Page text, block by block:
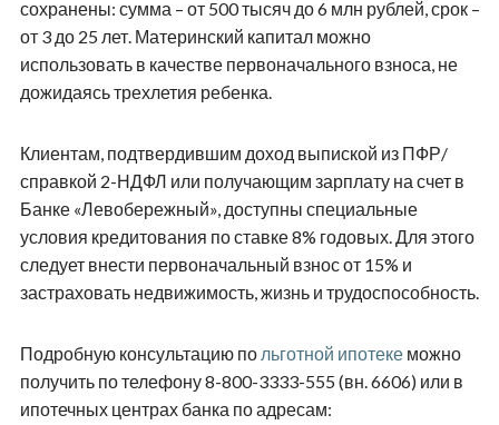
сохранены: сумма – от 500 тысяч до 6 млн рублей, срок –
от 3 до 25 лет. Материнский капитал можно
использовать в качестве первоначального взноса, не
дожидаясь трехлетия ребенка.
Клиентам, подтвердившим доход выпиской из ПФР/
справкой 2-НДФЛ или получающим зарплату на счет в
Банке «Левобережный», доступны специальные
условия кредитования по ставке 8% годовых. Для этого
следует внести первоначальный взнос от 15% и
застраховать недвижимость, жизнь и трудоспособность.
Подробную консультацию по льготной ипотекеможно
получить по телефону 8-800-3333-555 (вн. 6606) или в
ипотечных центрах банка по адресам: